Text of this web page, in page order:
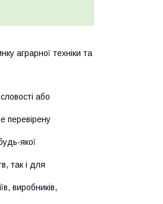
аграрної техніки та
або
перевірену
якої
так і для
виробників,